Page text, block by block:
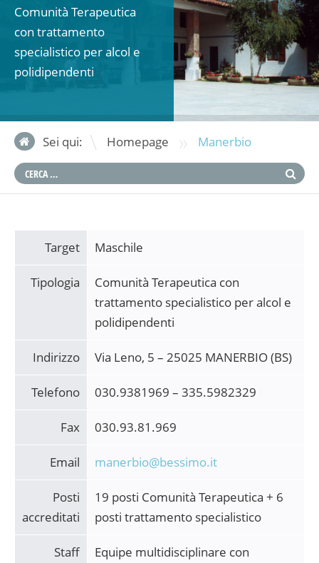
Comunità Terapeutica
con trattamento
specialistico per alcol e
polidipendenti
Sei qui: Homepage » Manerbio
Target Maschile
Tipologia
Comunità Terapeutica con
trattamento specialistico per alcol e
polidipendenti
Indirizzo Via Leno, 5 – 25025 MANERBIO (BS)
Telefono 030.9381969 – 335.5982329
Fax 030.93.81.969
Email manerbio@bessimo.it
Posti
accreditati
19 posti Comunità Terapeutica + 6
posti trattamento specialistico
Staff
Equipe multidisciplinare con